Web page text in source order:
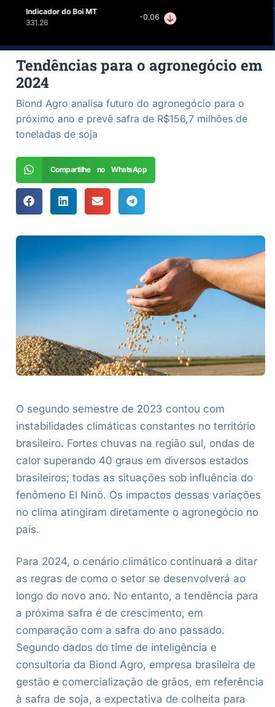
Indicador do Boi MT
331.26
-0.06
Tendências para o agronegócio em
2024
Biond Agro analisa futuro do agronegócio para o
próximo ano e prevê safra de R$156,7 milhões de
toneladas de soja
Compartilhe no WhatsApp
O segundo semestre de 2023 contou com
instabilidades climáticas constantes no território
brasileiro. Fortes chuvas na região sul, ondas de
calor superando 40 graus em diversos estados
brasileiros; todas as situações sob influência do
fenômeno El Ninõ. Os impactos dessas variações
no clima atingiram diretamente o agronegócio no
país.
Para 2024, o cenário climático continuará a ditar
as regras de como o setor se desenvolverá ao
longo do novo ano. No entanto, a tendência para
a próxima safra é de crescimento, em
comparação com a safra do ano passado.
Segundo dados do time de inteligência e
consultoria da Biond Agro, empresa brasileira de
gestão e comercialização de grãos, em referência
à safra de soja, a expectativa de colheita para